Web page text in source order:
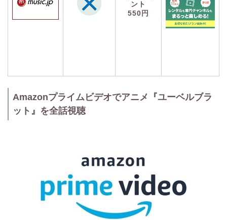
ント
550円
Amazonプライムビデオでアニメ『ユーベルブラ
ット』を全話視聴